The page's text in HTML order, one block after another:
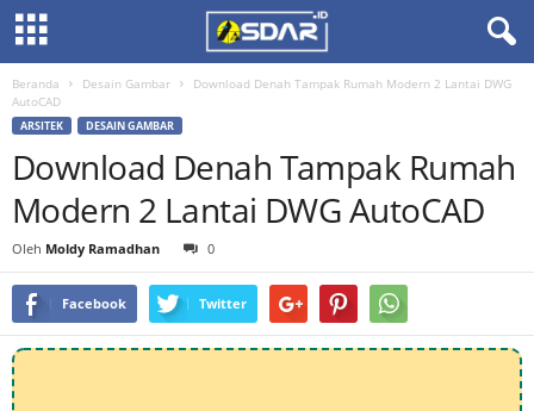
Beranda Desain Gambar
Download Denah Tampak Rumah Modern 2 Lantai DWG
AutoCAD
ARSITEK DESAIN GAMBAR
Download Denah Tampak Rumah
Modern 2 Lantai DWG AutoCAD
Oleh Moldy Ramadhan 0
Facebook Twitter